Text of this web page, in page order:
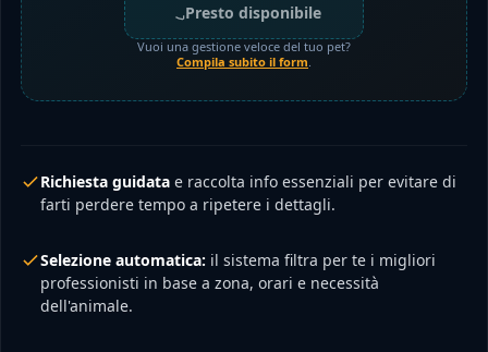
Presto disponibile
Vuoi una gestione veloce del tuo pet?
Compila subito il form
Richiesta guidata e raccolta info essenziali per evitare di
farti perdere tempo a ripetere i dettagli.
Selezione automatica: il sistema filtra per te i migliori
professionisti in base a zona, orari e necessità
dell'animale.